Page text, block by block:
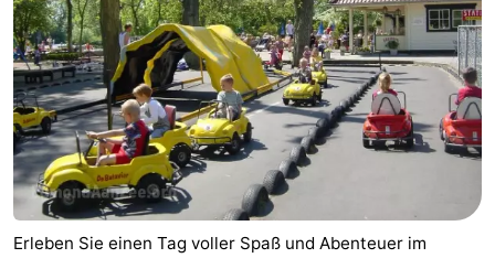
van
Egmont
Huize
Glory
Zeeparel
Campingplätze
Ferienhäuser
-
Buiten
Bergen
-
De
-
Erleben Sie einen Tag voller Spaß und Abenteuer im